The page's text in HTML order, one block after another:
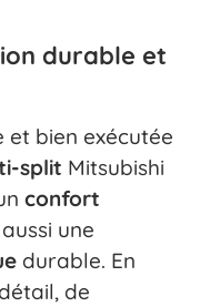
durable et
et bien exécutée
split Mitsubishi
confort
une
durable. En
de